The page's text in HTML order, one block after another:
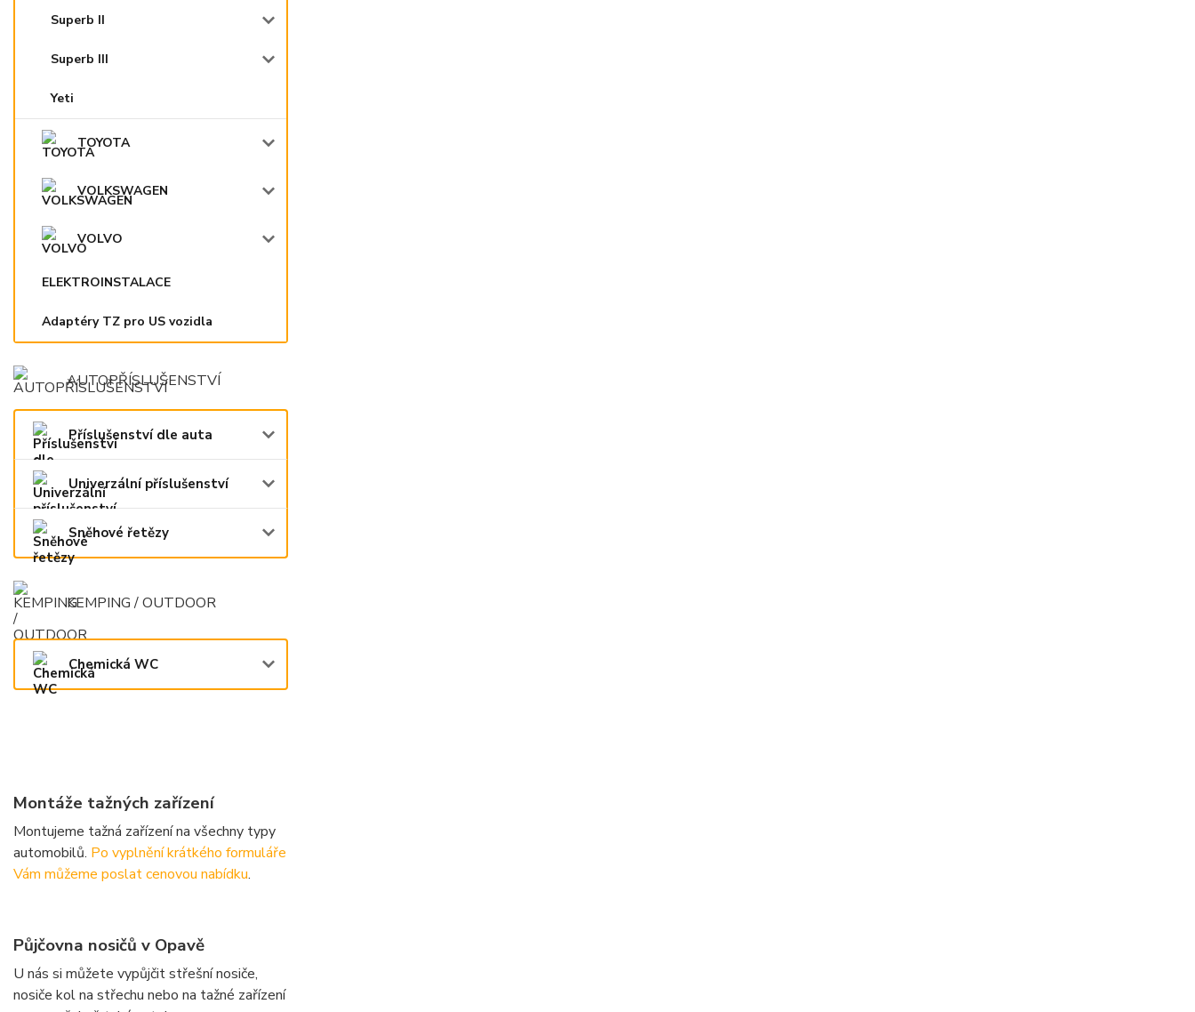
Superb II
Superb III
Yeti
TOYOTA
VOLKSWAGEN
VOLVO
ELEKTROINSTALACE
Adaptéry TZ pro US vozidla
AUTOPŘÍSLUŠENSTVÍ
Příslušenství dle auta
Univerzální příslušenství
Sněhové řetězy
KEMPING / OUTDOOR
Chemická WC
Montáže tažných zařízení
Montujeme tažná zařízení na všechny typy
automobilů. Po vyplnění krátkého formuláře
Vám můžeme poslat cenovou nabídku.
Půjčovna nosičů v Opavě
U nás si můžete vypůjčit střešní nosiče,
nosiče kol na střechu nebo na tažné zařízení